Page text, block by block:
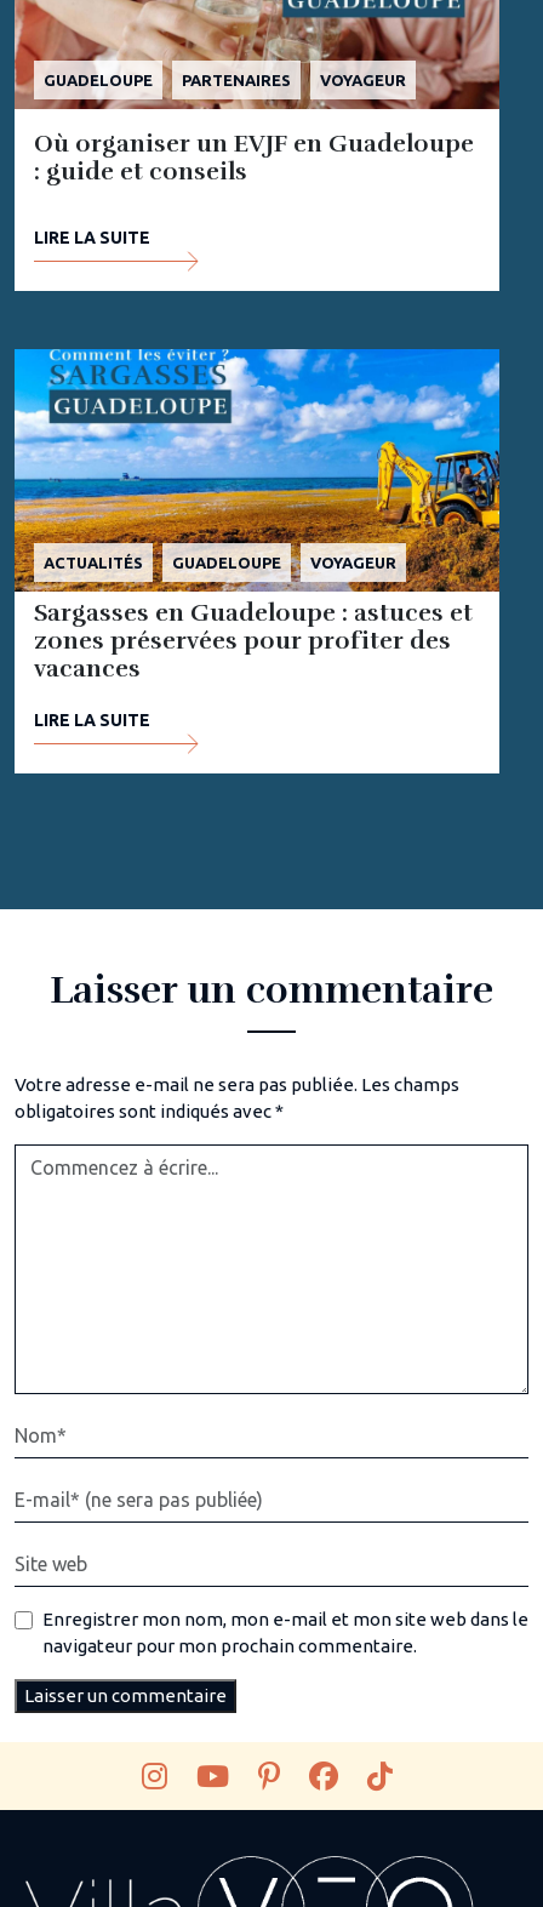
GUADELOUPE PARTENAIRES VOYAGEUR
Où organiser un EVJF en Guadeloupe
: guide et conseils
LIRE LA SUITE
ACTUALITÉS GUADELOUPE VOYAGEUR
Sargasses en Guadeloupe : astuces et
zones préservées pour profiter des
vacances
LIRE LA SUITE
Laisser un commentaire
Votre adresse e-mail ne sera pas publiée. Les champs
obligatoires sont indiqués avec*
Enregistrer mon nom, mon e-mail et mon site web dans le
navigateur pour mon prochain commentaire.